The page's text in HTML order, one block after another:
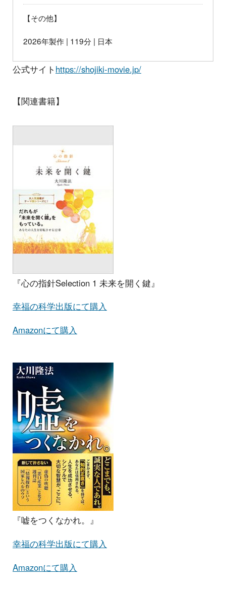
【その他】
2026年製作 | 119分 | 日本
公式サイト https://shojiki-movie.jp/
【関連書籍】
『心の指針Selection 1 未来を開く鍵』
幸福の科学出版にて購入
Amazonにて購入
『嘘をつくなかれ。』
幸福の科学出版にて購入
Amazonにて購入